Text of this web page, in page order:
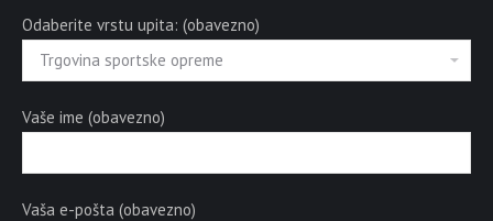
Odaberite vrstu upita: (obavezno)
Vaše ime (obavezno)
Vaša e-pošta (obavezno)